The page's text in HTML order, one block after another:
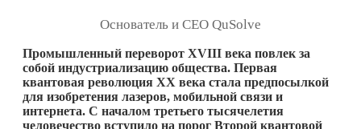
Основатель и СЕО QuSolve
Промышленный переворот XVIII века повлек за
собой индустриализацию общества. Первая
квантовая революция XX века стала предпосылкой
для изобретения лазеров, мобильной связи и
интернета. С началом третьего тысячелетия
человечество вступило на порог Второй квантовой